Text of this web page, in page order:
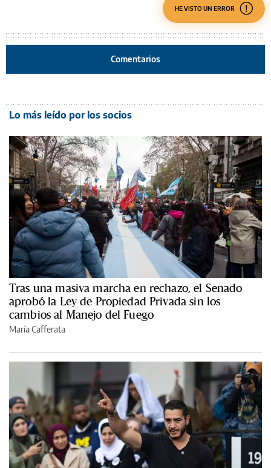
HE VISTO UN ERROR
Comentarios
Lo más leído por los socios
Tras una masiva marcha en rechazo, el Senado
aprobó la Ley de Propiedad Privada sin los
cambios al Manejo del Fuego
María Cafferata